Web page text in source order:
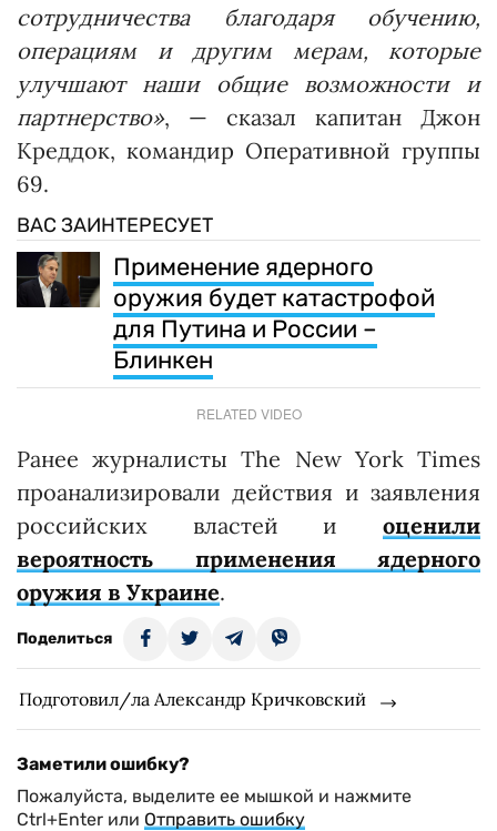
сотрудничества благодаря обучению,
операциям и другим мерам, которые
улучшают наши общие возможности и
партнерство», — сказал капитан Джон
Креддок, командир Оперативной группы
69.
ВАС ЗАИНТЕРЕСУЕТ
Применение ядерного
оружия будет катастрофой
для Путина и России –
Блинкен
RELATED VIDEO
Ранее журналисты The New York Times
проанализировали действия и заявления
российских властей и оценили
вероятность применения ядерного
оружия в Украине.
Поделиться
Подготовил/ла Александр Кричковский
Заметили ошибку?
Пожалуйста, выделите ее мышкой и нажмите
Ctrl+Enter или Отправить ошибку